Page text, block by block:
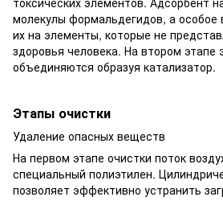
молекулы формальдегидов, а
их на элементы, которые не
здоровья человека. На втором
объединяются образуя катализатор.
Этапы очистки
Удаление опасных веществ
На первом этапе очистки поток
специальный полиэтилен.
позволяет эффективно устранить